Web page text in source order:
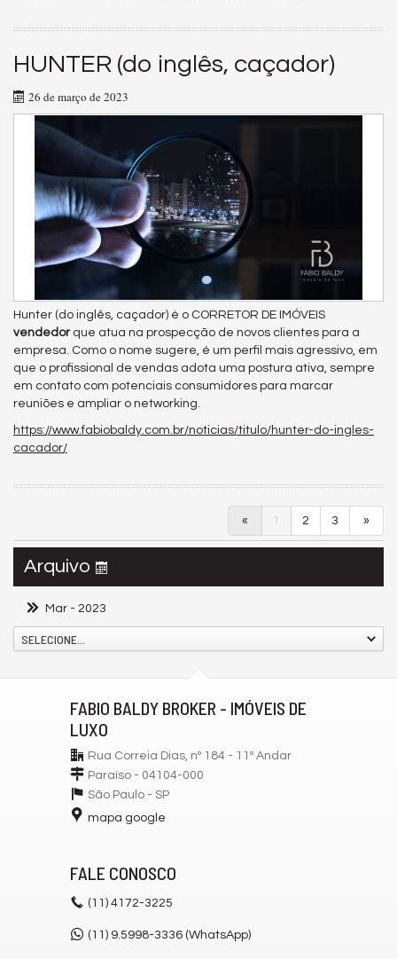
HUNTER (do inglês, caçador)
26 de março de 2023
Hunter (do inglês, caçador) é o CORRETOR DE IMÓVEIS
vendedorque atua na prospecção de novos clientes para a
empresa. Como o nome sugere, é um perfil mais agressivo, em
que o profissional de vendas adota uma postura ativa, sempre
em contato com potenciais consumidores para marcar
reuniões e ampliar o networking.
https://www.fabiobaldy.com.br/noticias/titulo/hunter-do-ingles-
cacador/
« 1 2 3 »
Arquivo
Mar - 2023
SELECIONE...
FABIO BALDY BROKER - IMÓVEIS DE
LUXO
Rua Correia Dias, nº 184 - 11º Andar
Paraíso - 04104-000
São Paulo - SP
mapa google
FALE CONOSCO
(11) 4172-3225
(11) 9.5998-3336 (WhatsApp)